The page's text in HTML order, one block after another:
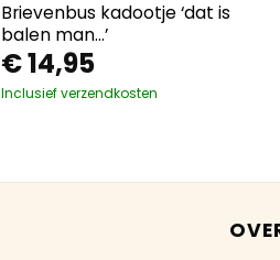
Brievenbus kadootje ‘dat is
balen man…’
€14,95
Inclusief verzendkosten